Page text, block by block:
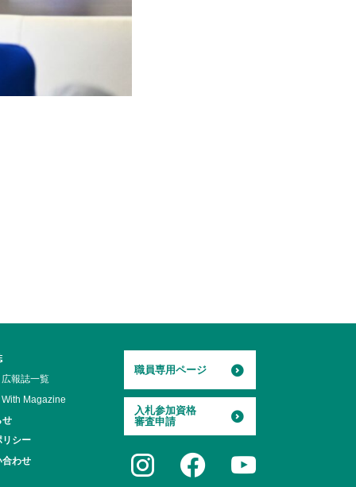
広報誌一覧
With Magazine
せ
リシー
合わせ
職員専用ページ
入札参加資格
審査申請